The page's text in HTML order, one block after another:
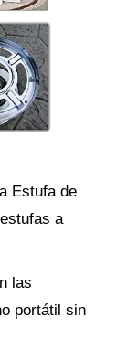
Estufa de
a
las
portátil sin